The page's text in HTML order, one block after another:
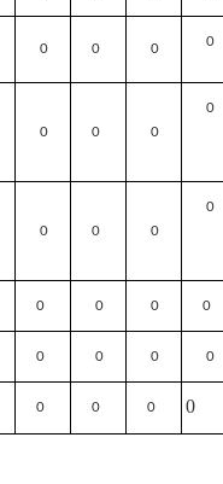
0 0 0 0
0 0 0
0
0 0 0
0
0 0 0 0
0 0 0 0
0 0 0 0